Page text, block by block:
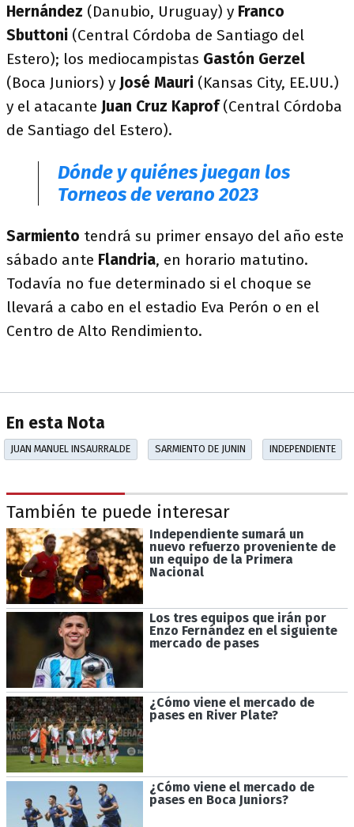
Hernández (Danubio, Uruguay) y Franco
Sbuttoni (Central Córdoba de Santiago del
Estero); los mediocampistas Gastón Gerzel
(Boca Juniors) y José Mauri (Kansas City, EE.UU.)
y el atacante Juan Cruz Kaprof(Central Córdoba
de Santiago del Estero).
Dónde y quiénes juegan los
Torneos de verano 2023
Sarmiento tendrá su primer ensayo del año este
sábado ante Flandria, en horario matutino.
Todavía no fue determinado si el choque se
llevará a cabo en el estadio Eva Perón o en el
Centro de Alto Rendimiento.
En esta Nota
JUAN MANUEL INSAURRALDE SARMIENTO DE JUNIN INDEPENDIENTE
También te puede interesar
Independiente sumará un
nuevo refuerzo proveniente de
un equipo de la Primera
Nacional
Los tres equipos que irán por
Enzo Fernández en el siguiente
mercado de pases
¿Cómo viene el mercado de
pases en River Plate?
¿Cómo viene el mercado de
pases en Boca Juniors?